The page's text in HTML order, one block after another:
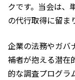
クです。当会は、
の代行取得に留ま
企業の法務やガバ
補者が抱える潜在
的な調査プログラ